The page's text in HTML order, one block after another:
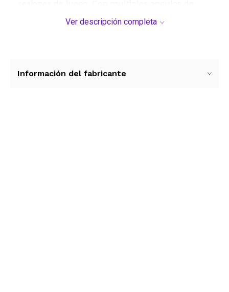
pulgadas, podras personalizar la posicion de la
en su dia a dia.
Ver descripción completa
Información del fabricante